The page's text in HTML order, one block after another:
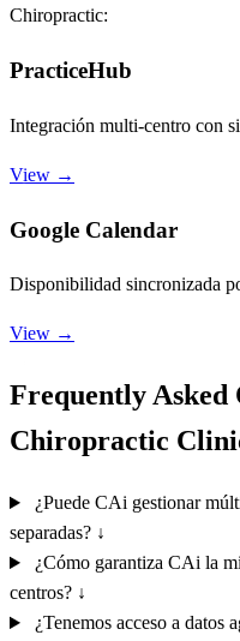
Chiropractic:
PracticeHub
Integración multi-centro con
View →
Google Calendar
Disponibilidad sincronizada
View →
Frequently
Chiropractic
¿Puede CAi gestionar
separadas? ↓
¿Cómo garantiza CAi la
centros? ↓
¿Tenemos acceso a datos